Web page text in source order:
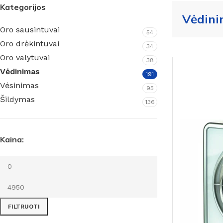
Namams ir biurams
higrometrai
Baseinams
Kategorijos
Oro sausintuvai 54
Oro drėkintuvai 34
Oro valytuvai 38
Vėdinimas 191
Vėsinimas 95
Šildymas 136
Kaina:
FILTRUOTI